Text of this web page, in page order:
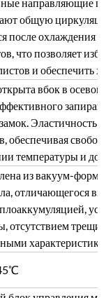
блок управления
а также оснащен
функция
при высокой
поражения
управление
срабатыванием
или мощность
ток или
а петля
или ток нагрузки
напряжения